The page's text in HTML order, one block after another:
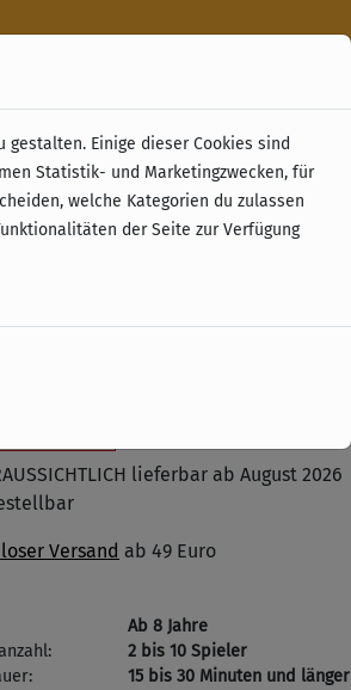
30 Tage Rückgabe
Dice (Perudo) (EN)
lieferbar ab August 2026
Versand ab 49 Euro
Ab 8 Jahre
2 bis 10 Spieler
15 bis 30 Minuten und länger
Einige dieser Cookies sind
Statistik- und Marketingzwecken, für
welche Kategorien du zulassen
der Seite zur Verfügung